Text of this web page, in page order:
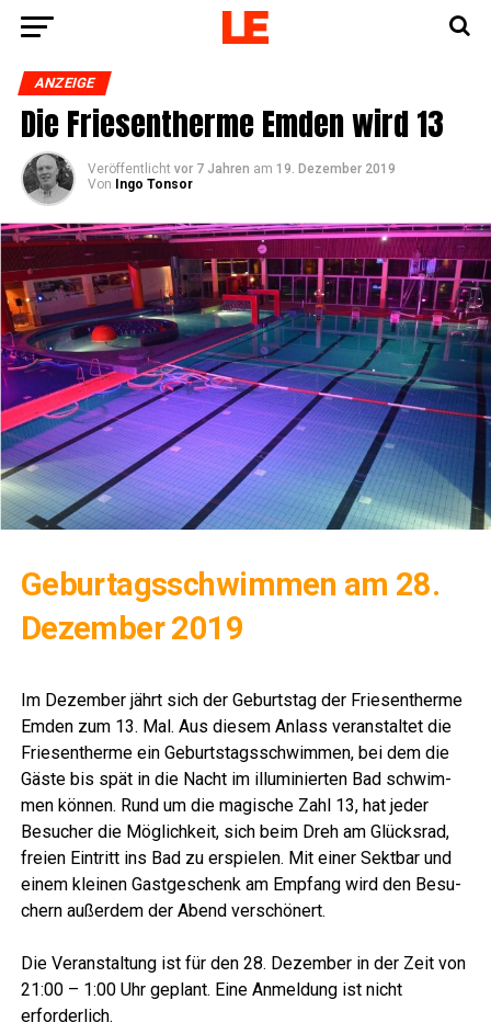
ANZEIGE
Die Frie­sen­ther­me Emden wird 13
Veröffentlicht vor 7 Jahren am 19. Dezember 2019
Von
Ingo Tonsor
Gebur­tags­schwim­men am 28.
Dezem­ber 2019
Im Dezem­ber jährt sich der Geburts­tag der Frie­sen­ther­me
Emden zum 13. Mal. Aus die­sem Anlass ver­an­stal­tet die
Frie­sen­ther­me ein Geburts­tags­schwim­men, bei dem die
Gäs­te bis spät in die Nacht im illu­mi­nier­ten Bad schwim­
men kön­nen. Rund um die magi­sche Zahl 13, hat jeder
Besu­cher die Mög­lich­keit, sich beim Dreh am Glücks­rad,
frei­en Ein­tritt ins Bad zu erspie­len. Mit einer Sekt­bar und
einem klei­nen Gast­ge­schenk am Emp­fang wird den Besu­
chern außer­dem der Abend verschönert.
Die Ver­an­stal­tung ist für den 28. Dezem­ber in der Zeit von
21:00 – 1:00 Uhr geplant. Eine Anmel­dung ist nicht
erforderlich.